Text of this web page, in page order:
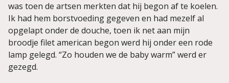
was toen de artsen merkten dat hij begon af te koelen.
Ik had hem borstvoeding gegeven en had mezelf al
opgelapt onder de douche, toen ik net aan mijn
broodje filet american begon werd hij onder een rode
lamp gelegd. “Zo houden we de baby warm” werd er
gezegd.